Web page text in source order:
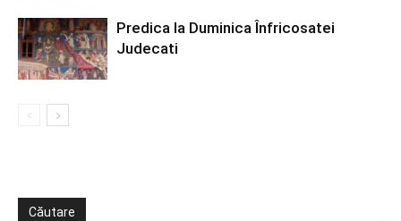
Predica la Duminica Înfricosatei
Judecati
Căutare